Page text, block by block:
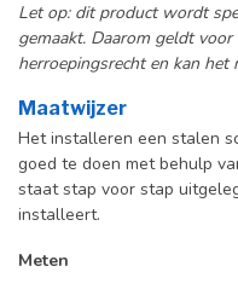
Let op: dit product wordt
gemaakt. Daarom geldt
herroepingsrecht en kan
Maatwijzer
Het installeren een stalen
goed te doen met behulp
staat stap voor stap
installeert.
Meten